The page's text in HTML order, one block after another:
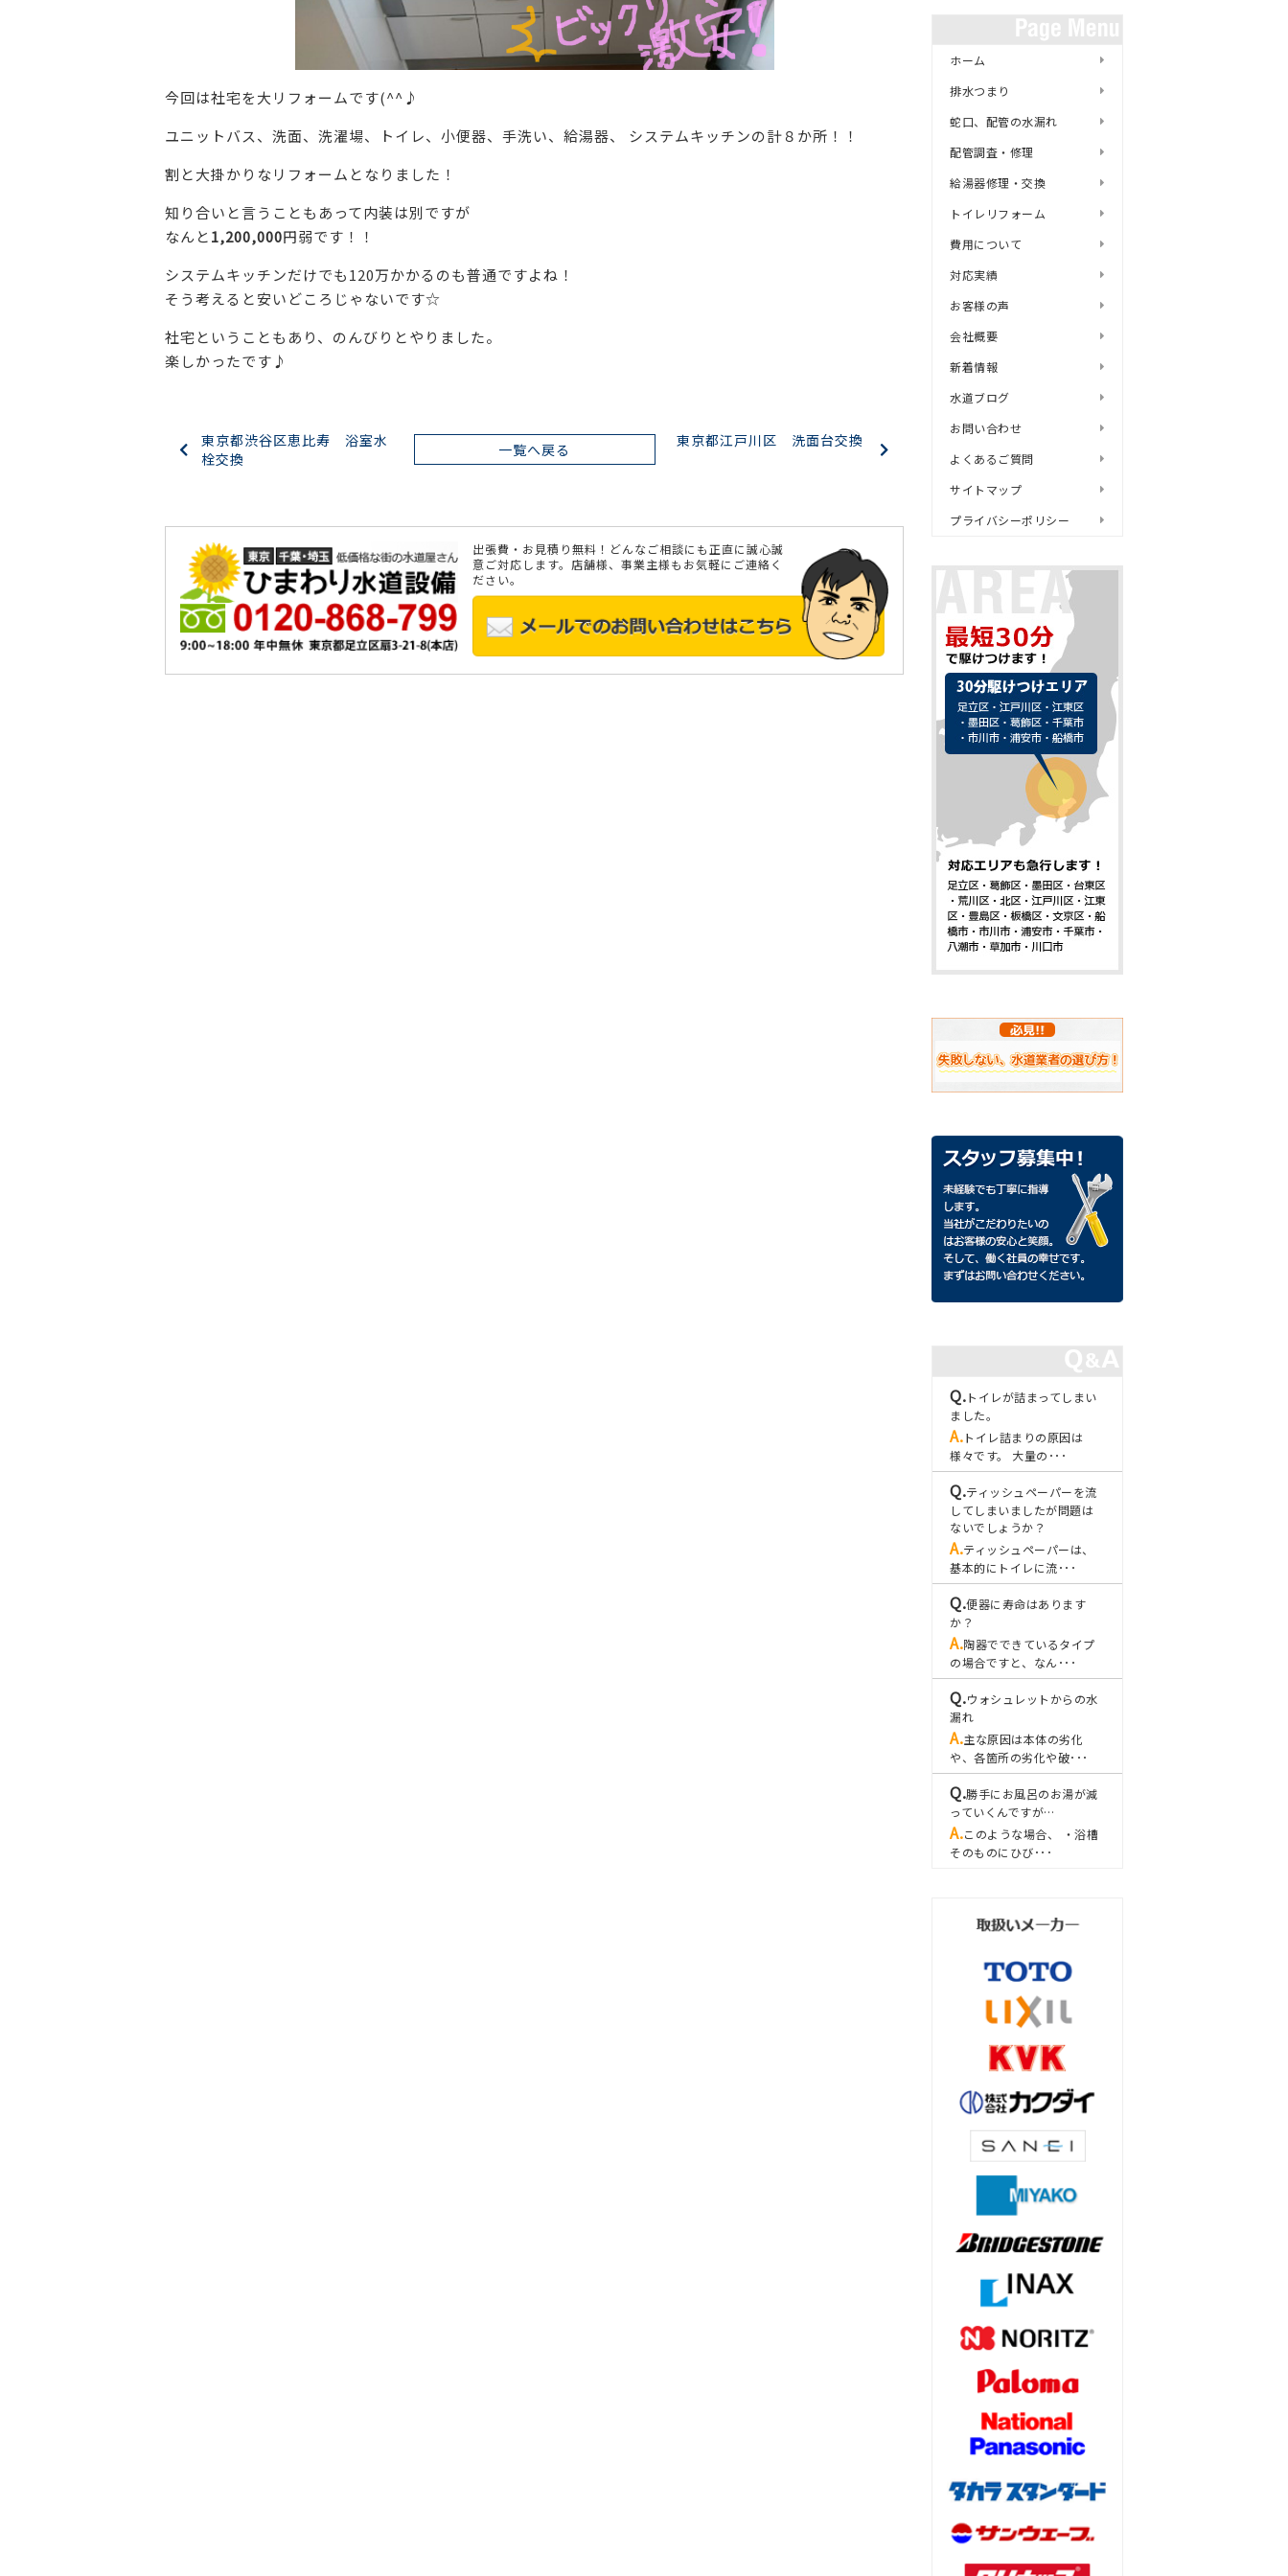
今回は社宅を大リフォームです(^^♪
ユニットバス、洗面、洗濯場、トイレ、小便器、手洗い、給湯器、 システムキッチンの計８か所！！
割と大掛かりなリフォームとなりました！
知り合いと言うこともあって内装は別ですが
なんと1,200,000円弱です！！
システムキッチンだけでも120万かかるのも普通ですよね！
そう考えると安いどころじゃないです☆
社宅ということもあり、のんびりとやりました。
楽しかったです♪
東京都渋谷区恵比寿 浴室水
栓交換
一覧へ戻る 東京都江戸川区 洗面台交換
出張費・お見積り無料！どんなご相談にも正直に誠心誠
意ご対応します。店舗様、事業主様もお気軽にご連絡く
ださい。
ホーム
排水つまり
蛇口、配管の水漏れ
配管調査・修理
給湯器修理・交換
トイレリフォーム
費用について
対応実績
お客様の声
会社概要
新着情報
水道ブログ
お問い合わせ
よくあるご質問
サイトマップ
プライバシーポリシー
トイレが詰まってしまい
ました。
トイレ詰まりの原因は
様々です。 大量の･･･
ティッシュペーパーを流
してしまいましたが問題は
ないでしょうか？
ティッシュペーパーは、
基本的にトイレに流･･･
便器に寿命はあります
か？
陶器でできているタイプ
の場合ですと、なん･･･
ウォシュレットからの水
漏れ
主な原因は本体の劣化
や、各箇所の劣化や破･･･
勝手にお風呂のお湯が減
っていくんですが…
このような場合、 ・浴槽
そのものにひび･･･